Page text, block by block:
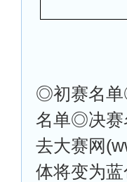
◎初赛名
名单◎决赛
去大赛网
体将变为